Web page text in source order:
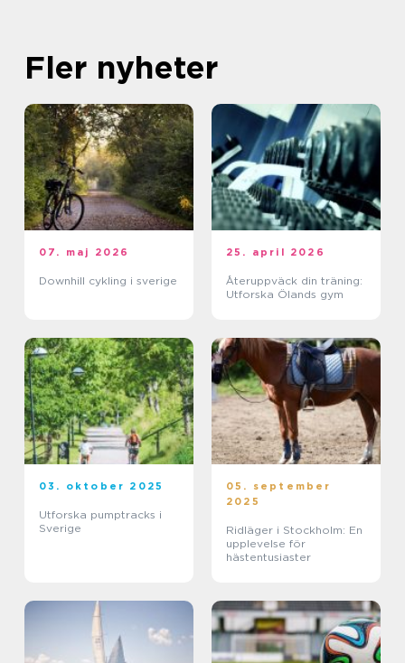
Fler nyheter
07. maj 2026
Downhill cykling i sverige
25. april 2026
Återuppväck din träning:
Utforska Ölands gym
03. oktober 2025
Utforska pumptracks i
Sverige
05. september
2025
Ridläger i Stockholm: En
upplevelse för
hästentusiaster